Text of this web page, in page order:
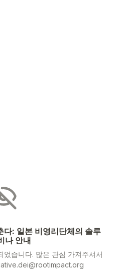
: 일본 비영리단체의 솔루
나 안내
습니다. 많은 관심 가져주셔서